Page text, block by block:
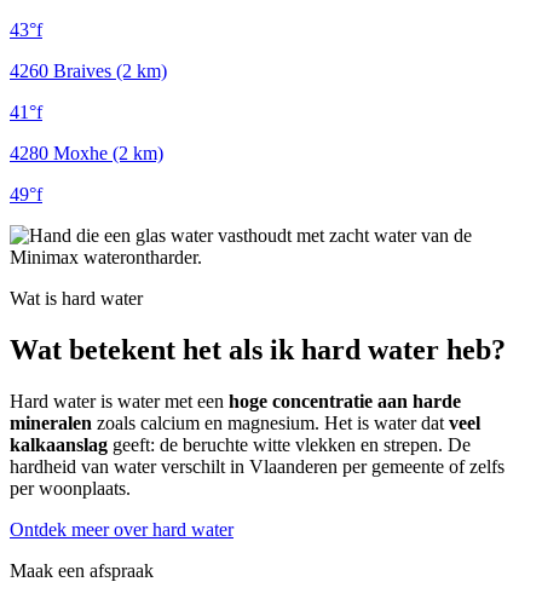
43°f
4260 Braives (2 km)
41°f
4280 Moxhe (2 km)
49°f
Wat is hard water
Wat betekent het als ik hard water heb?
Hard water is water met een hoge concentratie aan harde
mineralen zoals calcium en magnesium. Het is water dat veel
kalkaanslag geeft: de beruchte witte vlekken en strepen. De
hardheid van water verschilt in Vlaanderen per gemeente of zelfs
per woonplaats.
Ontdek meer over hard water
Maak een afspraak